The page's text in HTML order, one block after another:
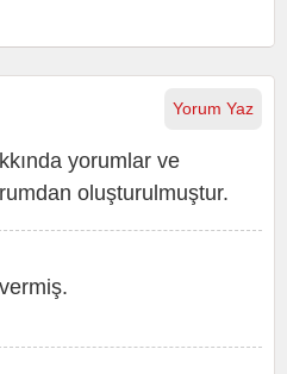
Yorum Yaz
yorumlar ve
oluşturulmuştur.